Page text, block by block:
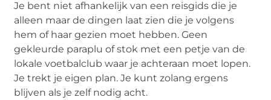
Je bent niet afhankelijk van een reisgids die je
alleen maar de dingen laat zien die je volgens
hem of haar gezien moet hebben. Geen
gekleurde paraplu of stok met een petje van de
lokale voetbalclub waar je achteraan moet lopen.
Je trekt je eigen plan. Je kunt zolang ergens
blijven als je zelf nodig acht.